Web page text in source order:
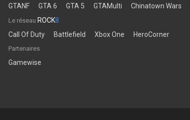
GTANF GTA 6 GTA 5 GTAMulti Chinatown Wars
Le réseau ROCK8
Call Of Duty
Battlefield Xbox One HeroCorner
Partenaires
Gamewise